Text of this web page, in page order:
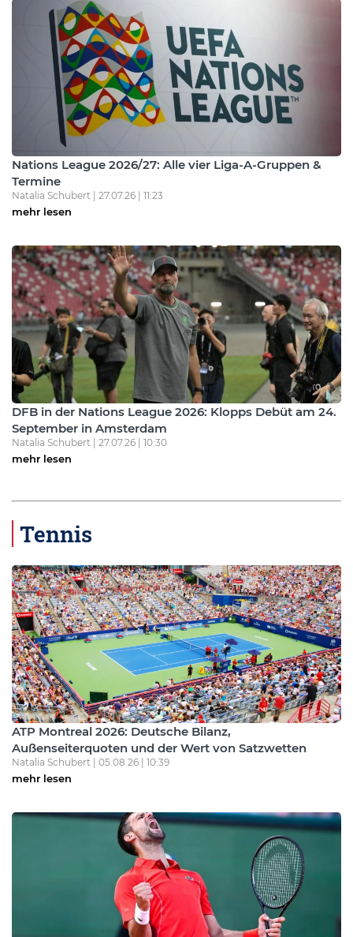
Nations League 2026/27: Alle vier Liga-A-Gruppen &
Termine
Natalia Schubert | 27.07.26 | 11:23
mehr lesen
DFB in der Nations League 2026: Klopps Debüt am 24.
September in Amsterdam
Natalia Schubert | 27.07.26 | 10:30
mehr lesen
Tennis
ATP Montreal 2026: Deutsche Bilanz,
Außenseiterquoten und der Wert von Satzwetten
Natalia Schubert | 05.08.26 | 10:39
mehr lesen